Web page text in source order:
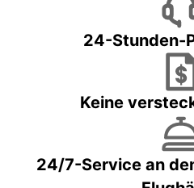
24-Stunden-
Keine
24/7-Service an